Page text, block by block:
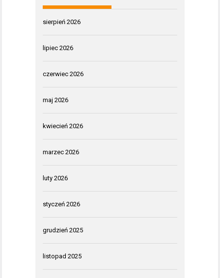
sierpień 2026
lipiec 2026
czerwiec 2026
maj 2026
kwiecień 2026
marzec 2026
luty 2026
styczeń 2026
grudzień 2025
listopad 2025